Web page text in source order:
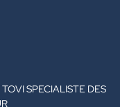
SPECIALISTE DES